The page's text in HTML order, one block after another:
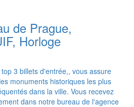
de Prague,
Horloge
3 billets d'entrée,, vous assure
monuments historiques les plus
dans la ville. Vous recevez
dans notre bureau de l'agence